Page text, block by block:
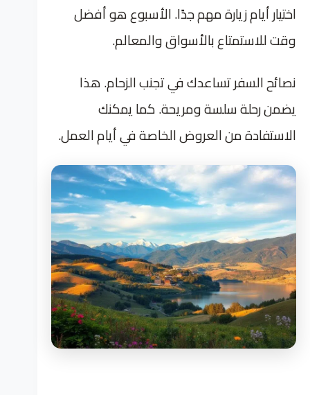
اختيار أيام زيارة مهم جدًا. الأسبوع هو أفضل
وقت للاستمتاع بالأسواق والمعالم.
نصائح السفر تساعدك في تجنب الزحام. هذا
يضمن رحلة سلسة ومريحة. كما يمكنك
الاستفادة من العروض الخاصة في أيام العمل.